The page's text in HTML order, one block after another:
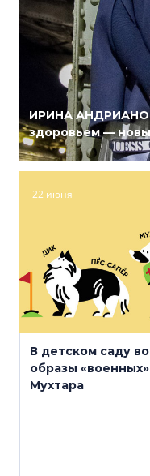
ИРИНА
здоровьем —
22 июня
В детском саду
образы
Мухтара